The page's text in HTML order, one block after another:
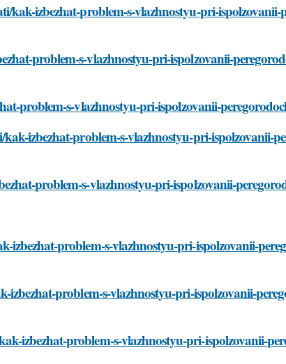
kak-izbezhat-problem-s-vlazhnostyu-pri-
problem-s-vlazhnostyu-pri-ispolzovanii-
problem-s-vlazhnostyu-pri-ispolzovanii-
izbezhat-problem-s-vlazhnostyu-pri-ispolzovanii-
problem-s-vlazhnostyu-pri-ispolzovanii-
izbezhat-problem-s-vlazhnostyu-pri-ispolzovanii-
izbezhat-problem-s-vlazhnostyu-pri-ispolzovanii-
izbezhat-problem-s-vlazhnostyu-pri-ispolzovanii-